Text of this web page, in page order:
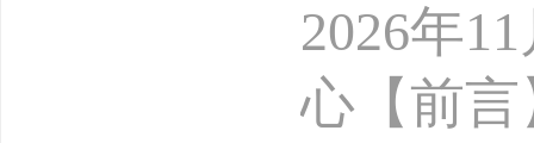
2026年
心【前